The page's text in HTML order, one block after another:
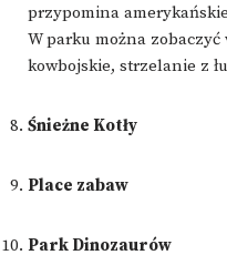
przypomina
W parku można
kowbojskie, strzelanie z
Śnieżne Kotły
Place zabaw
Park Dinozaurów